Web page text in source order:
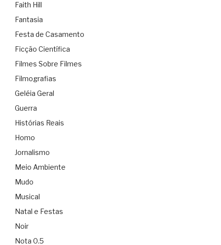
Faith Hill
Fantasia
Festa de Casamento
Ficção Científica
Filmes Sobre Filmes
Filmografias
Geléia Geral
Guerra
Histórias Reais
Homo
Jornalismo
Meio Ambiente
Mudo
Musical
Natal e Festas
Noir
Nota 0.5